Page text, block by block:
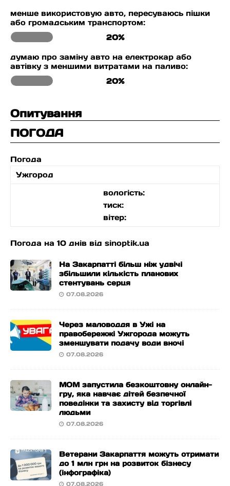
менше використовую авто, пересуваюсь пішки
або громадським транспортом:
20%
думаю про заміну авто на електрокар або
автівку з меншими витратами на паливо:
20%
Опитування
ПОГОДА
Погода
Ужгород
вологість:
тиск:
вітер:
Погода на 10 днів від sinoptik.ua
На Закарпатті більш ніж удвічі
збільшили кількість планових
стентувань серця
07.08.2026
Через маловоддя в Ужі на
правобережжі Ужгорода можуть
зменшувати подачу води вночі
07.08.2026
МОМ запустила безкоштовну онлайн-
гру, яка навчає дітей безпечної
поведінки та захисту від торгівлі
людьми
07.08.2026
Ветерани Закарпаття можуть отримати
до 1 млн грн на розвиток бізнесу
(інфографіка)
07.08.2026